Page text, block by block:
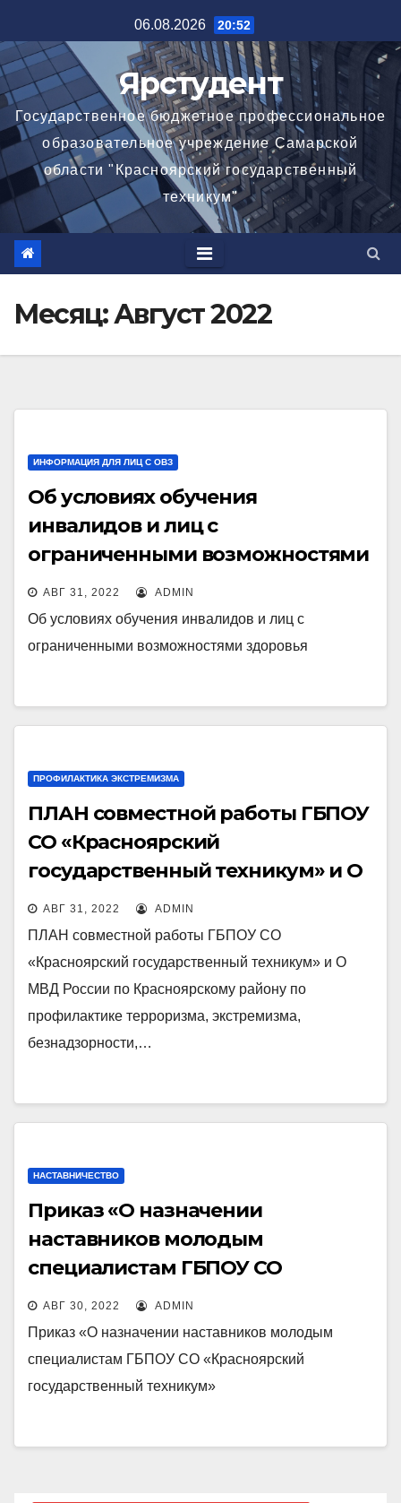
к
содержимому
06.08.2026 20:52
Ярстудент
Государственное бюджетное профессиональное
образовательное учреждение Самарской
области "Красноярский государственный
техникум"
Месяц:Август 2022
ИНФОРМАЦИЯ ДЛЯ ЛИЦ С ОВЗ
Об условиях обучения
инвалидов и лиц с
ограниченными возможностями
здоровья
АВГ 31, 2022 ADMIN
Об условиях обучения инвалидов и лиц с
ограниченными возможностями здоровья
ПРОФИЛАКТИКА ЭКСТРЕМИЗМА
ПЛАН совместной работы ГБПОУ
СО «Красноярский
государственный техникум» и О
МВД России по Красноярскому
району по профилактике
терроризма, экстремизма,
безнадзорности,
беспризорности, наркомании,
токсикомания, алкоголизма,
преступлений среди
несовершеннолетних и защите
год
АВГ 31, 2022 ADMIN
ПЛАН совместной работы ГБПОУ СО
«Красноярский государственный техникум» и О
МВД России по Красноярскому району по
профилактике терроризма, экстремизма,
безнадзорности,…
НАСТАВНИЧЕСТВО
Приказ «О назначении
наставников молодым
специалистам ГБПОУ СО
«Красноярский
государственный техникум»
АВГ 30, 2022 ADMIN
Приказ «О назначении наставников молодым
специалистам ГБПОУ СО «Красноярский
государственный техникум»